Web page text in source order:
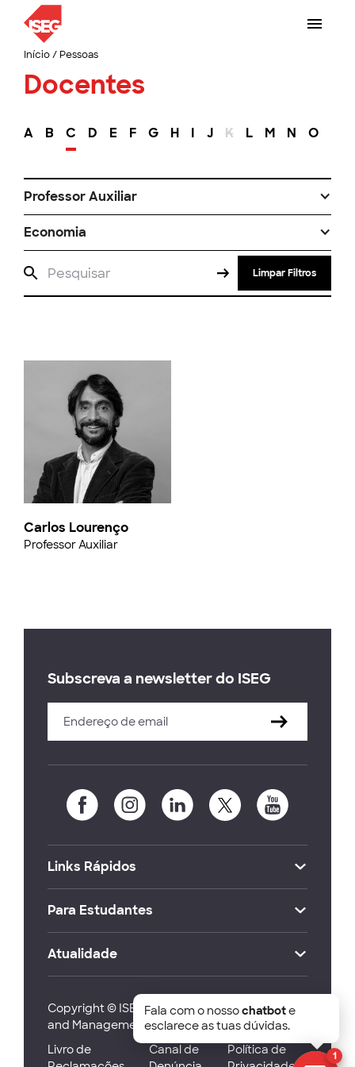
Início/ Pessoas
Docentes
A B C D E F G H I J K L M N O
Professor Auxiliar
Economia
Limpar Filtros
Carlos Lourenço
Professor Auxiliar
Subscreva a newsletter do ISEG
Links Rápidos
Para Estudantes
Atualidade
Copyright © ISEG Lisbon School of Economics
and Management 2026
Livro de
Canal de
Política de
1
Fala com o nossochatbote
esclarece as tuas dúvidas.